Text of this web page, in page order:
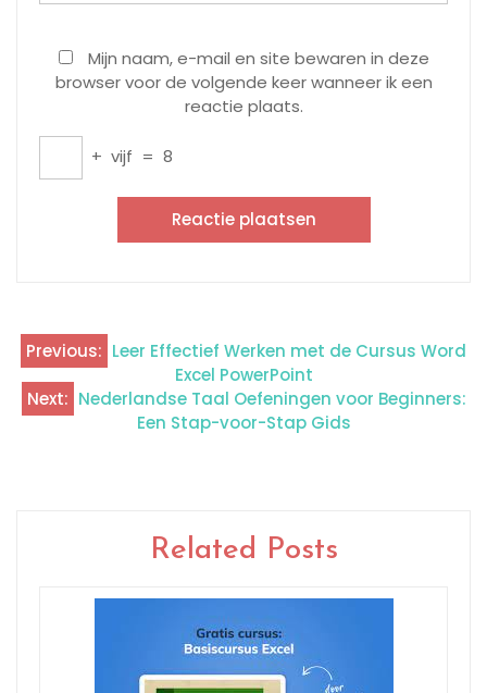
Mijn naam, e-mail en site bewaren in deze
browser voor de volgende keer wanneer ik een
reactie plaats.
+ vijf = 8
Berichtnavigatie
Previous: Leer Effectief Werken met de Cursus Word
Excel PowerPoint
Next: Nederlandse Taal Oefeningen voor Beginners:
Een Stap-voor-Stap Gids
Related Posts